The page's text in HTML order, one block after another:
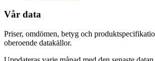
Vår data
Priser, omdömen, betyg och
oberoende datakällor.